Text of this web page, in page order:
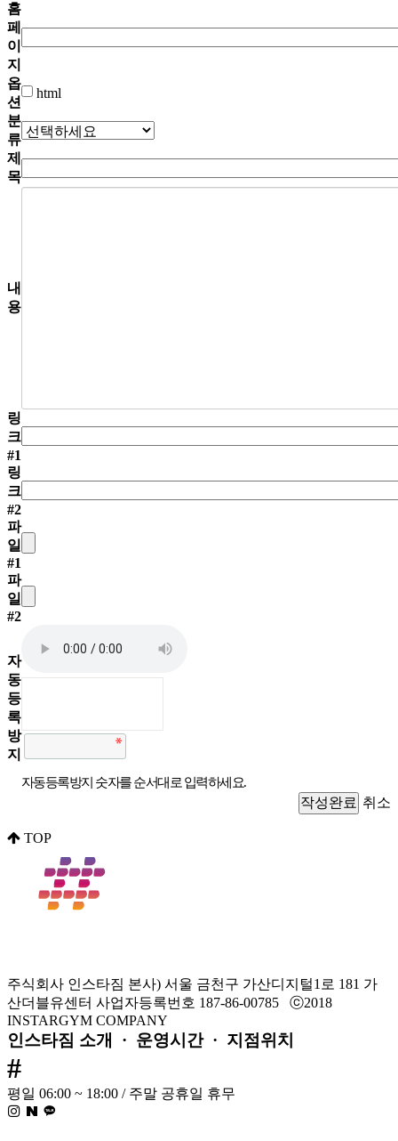
홈
페
이
지
옵
션
html
분
류
제
목
내
용
링
크
#1
링
크
#2
파
일
#1
파
일
#2
자
동
등
록
방
지
자동등록방지 숫자를 순서대로 입력하세요.
취소
TOP
주식회사 인스타짐 본사) 서울 금천구 가산디지털1로 181 가
산더블유센터 사업자등록번호 187-86-00785 ⓒ2018
INSTARGYM COMPANY
인스타짐 소개 · 운영시간· 지점위치
#
평일 06:00 ~ 18:00 / 주말 공휴일 휴무